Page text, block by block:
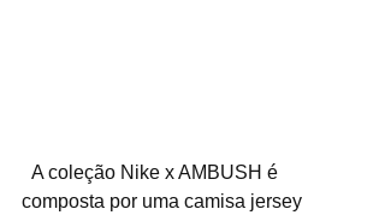
composta por uma camisa jersey